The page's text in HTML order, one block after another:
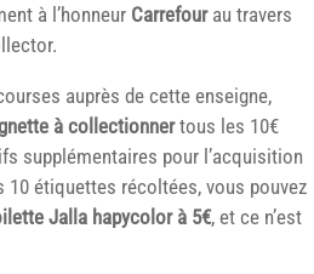
à l’honneur Carrefourau travers
auprès de cette enseigne,
à collectionnertous les 10€
supplémentaires pour l’acquisition
10 étiquettes récoltées, vous pouvez
Jalla hapycolor à 5€, et ce n’est